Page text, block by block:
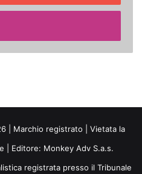
| Marchio registrato | Vietata la
| Editore: Monkey Adv S.a.s.
registrata presso il Tribunale